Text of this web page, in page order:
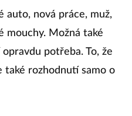
auto, nová práce, muž,
mouchy. Možná také
potřeba. To, že
také rozhodnutí samo o